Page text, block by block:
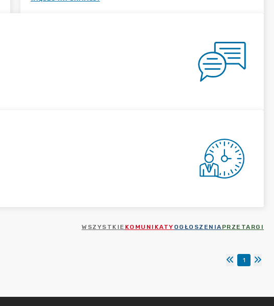
WSZYSTKIE KOMUNIKATY OGŁOSZENIA PRZETARGI
1